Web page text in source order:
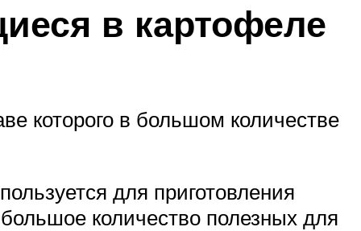
в картофеле
которого в большом количестве
для приготовления
количество полезных для